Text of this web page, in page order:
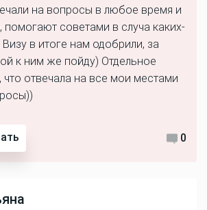
на вопросы в любое время и
советами в случа каких-
в итоге нам одобрили, за
к ним же пойду) Отдельное
отвечала на все мои местами
0